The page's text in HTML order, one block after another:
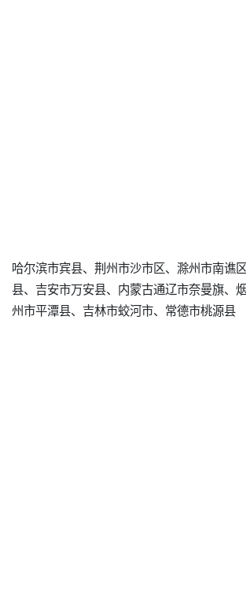
哈尔滨市宾县、荆州市沙市区、滁州市南谯
县、吉安市万安县、内蒙古通辽市奈曼旗、
州市平潭县、吉林市蛟河市、常德市桃源县